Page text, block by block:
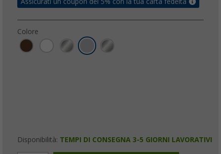
Colore
Disponibilità: TEMPI DI CONSEGNA 3-5 GIORNI LAVORATIVI